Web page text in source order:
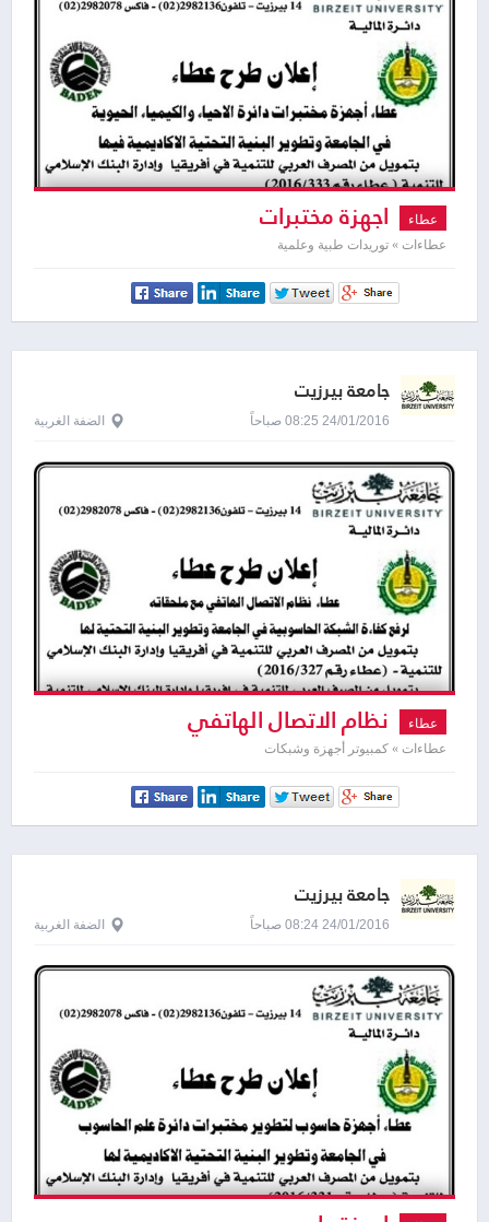
عطاء اجهزة مختبرات
عطاءات » توريدات طبية وعلمية
جامعة بيرزيت
24/01/2016 08:25 صباحاً الضفة الغربية
عطاء نظام الاتصال الهاتفي
عطاءات » كمبيوتر أجهزة وشبكات
جامعة بيرزيت
24/01/2016 08:24 صباحاً الضفة الغربية